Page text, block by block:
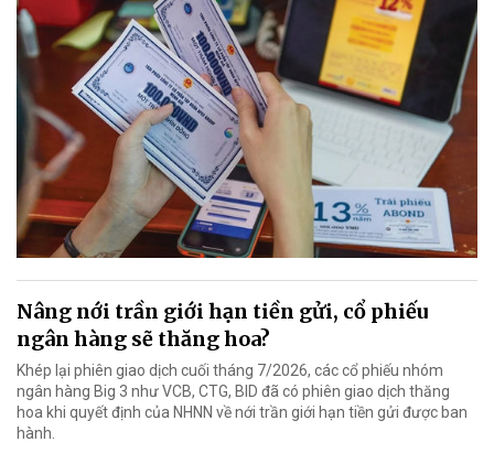
Nâng nới trần giới hạn tiền gửi, cổ phiếu
ngân hàng sẽ thăng hoa?
Khép lại phiên giao dịch cuối tháng 7/2026, các cổ phiếu nhóm
ngân hàng Big 3 như VCB, CTG, BID đã có phiên giao dịch thăng
hoa khi quyết định của NHNN về nới trần giới hạn tiền gửi được ban
hành.